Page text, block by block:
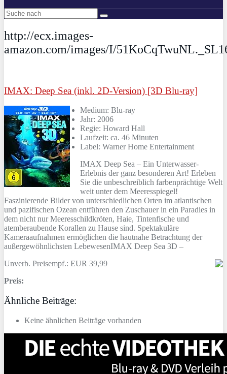
http://ecx.images-
amazon.com/images/I/
IMAX: Deep Sea (inkl. 2D-Version) [3D Blu-ray]
Medium: Blu-ray
Jahr: 2006
Regie: Howard Hall
Laufzeit: ca. 46 Minuten
Label: Warner Home Entertainment
IMAX Deep Sea – Ein Unterwasser-
Erlebnis der ganz besonderen Art! Erleben
Sie die unbeschreiblich farbenprächtige Welt
weit unter dem Meeresspiegel!
Faszinierende Bilder von unterschiedlichen Orten im atlantischen
und pazifischen Ozean entführen den Zuschauer in ein Paradies in
dem nicht nur Meeresschildkröten, Haie, Tintenfische und
atemberaubende Korallen zu Hause sind. Spektakuläre
Kameraaufnahmen ermöglichen die hautnahe Betrachtung der
außergewöhnlichsten LebewesenIMAX Deep Sea 3D –
Unverb. Preisempf.: EUR 39,99
Preis:
Ähnliche Beiträge:
Keine ähnlichen Beiträge vorhanden